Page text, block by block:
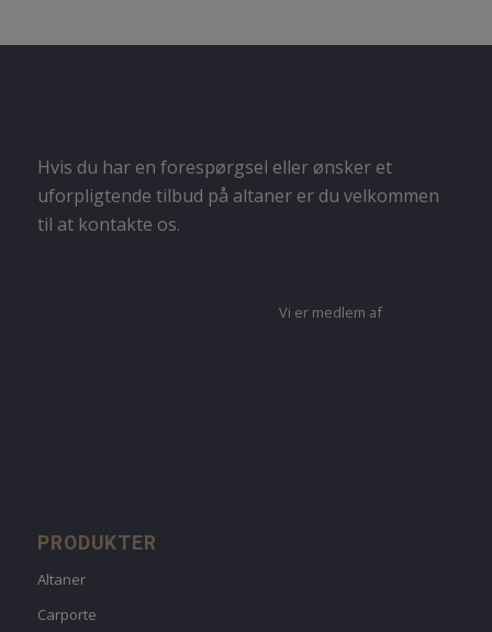
Hvis du har en forespørgsel eller ønsker et
uforpligtende tilbud på altaner er du velkommen
til at kontakte os.
Vi er medlem af
PRODUKTER
Altaner
Carporte